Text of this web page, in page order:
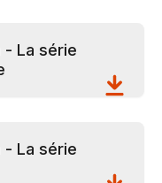
- La série
- La série